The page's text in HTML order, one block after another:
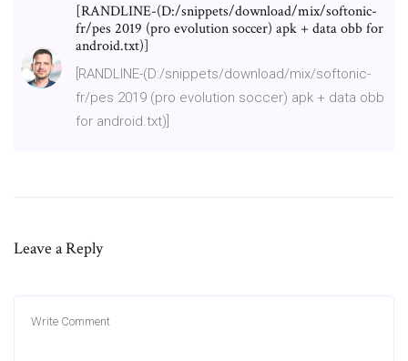
[RANDLINE-(D:/snippets/download/mix/softonic-
fr/pes 2019 (pro evolution soccer) apk + data obb for
android.txt)]
[RANDLINE-(D:/snippets/download/mix/softonic-
fr/pes 2019 (pro evolution soccer) apk + data obb
for android.txt)]
Leave a Reply